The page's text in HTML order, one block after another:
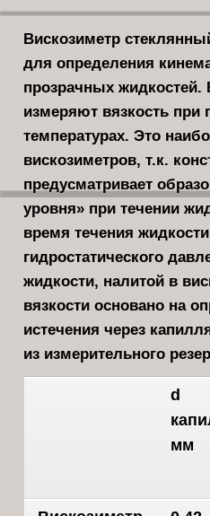
Вискозиметр
для определения
прозрачных
измеряют вязкость при
температурах. Это
вискозиметров, т.к.
предусматривает
уровня» при течении
время течения
гидростатического
жидкости, налитой в
вязкости основано на
истечения через
из измерительного
d
мм